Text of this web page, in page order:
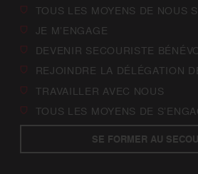
TOUS LES MOYENS DE NOUS
JE M’ENGAGE
DEVENIR SECOURISTE
REJOINDRE LA DÉLÉGATION
TRAVAILLER AVEC NOUS
TOUS LES MOYENS DE
SE FORMER AU